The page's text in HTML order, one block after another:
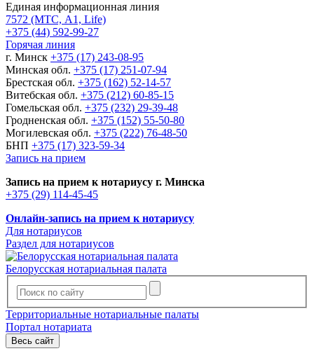
Единая информационная линия
7572 (МТС, A1, Life)
+375 (44) 592-99-27
Горячая линия
г. Минск +375 (17) 243-08-95
Минская обл. +375 (17) 251-07-94
Брестская обл. +375 (162) 52-14-57
Витебская обл. +375 (212) 60-85-15
Гомельская обл. +375 (232) 29-39-48
Гродненская обл. +375 (152) 55-50-80
Могилевская обл. +375 (222) 76-48-50
БНП +375 (17) 323-59-34
Запись на прием
Запись на прием к нотариусу г. Минска
+375 (29) 114-45-45
Онлайн-запись на прием к нотариусу
Для нотариусов
Раздел для нотариусов
Белорусская нотариальная палата
Территориальные нотариальные палаты
Портал нотариата
Весь сайт